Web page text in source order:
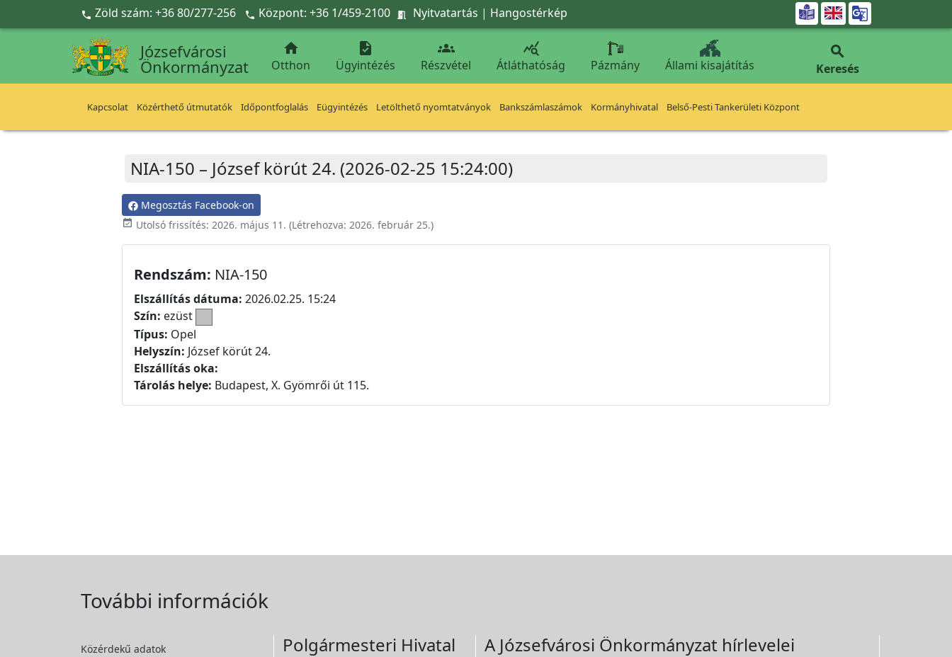
Ugrás a fő tartalomra
 Zöld szám: +36 80/277-256  Központ: +36 1/459-2100  Nyitvatartás | Hangostérkép 
Józsefvárosi
Önkormányzat

Otthon

Ügyintézés

Részvétel

Átláthatóság Pázmány Állami kisajátítás

Keresés
Kapcsolat Közérthető útmutatók Időpontfoglalás Eügyintézés Letölthető nyomtatványok Bankszámlaszámok Kormányhivatal Belső-Pesti Tankerületi Központ
NIA-150 – József körút 24. (2026-02-25 15:24:00)
Megosztás Facebook-on
event_available Utolsó frissítés: 2026. május 11. (Létrehozva: 2026. február 25.)
Rendszám: NIA-150
Elszállítás dátuma: 2026.02.25. 15:24
Szín: ezüst
Típus: Opel
Helyszín: József körút 24.
Elszállítás oka:
Tárolás helye: Budapest, X. Gyömrői út 115.
További információk
Közérdekű adatok Polgármesteri Hivatal A Józsefvárosi Önkormányzat hírlevelei